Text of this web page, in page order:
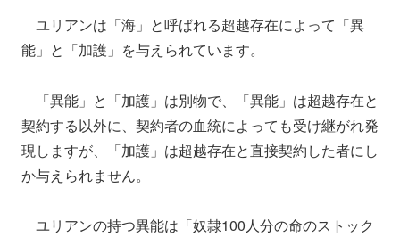
ユリアンは「海」と呼ばれる超越存在によって「異
能」と「加護」を与えられています。
「異能」と「加護」は別物で、「異能」は超越存在と
契約する以外に、契約者の血統によっても受け継がれ発
現しますが、「加護」は超越存在と直接契約した者にし
か与えられません。
ユリアンの持つ異能は「奴隷100人分の命のストック